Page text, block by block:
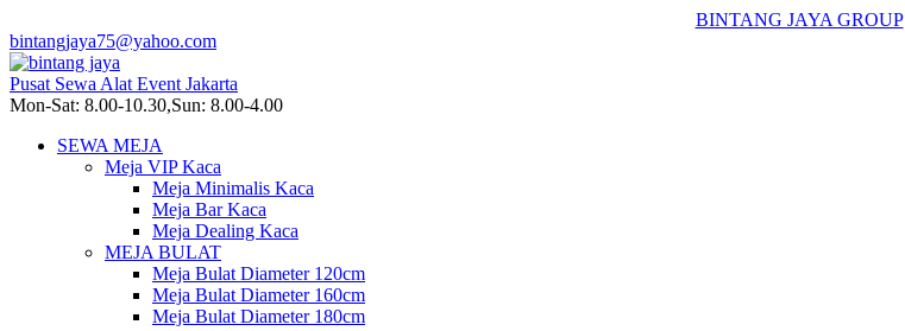
BINTANG JAYA GROUP
bintangjaya75@yahoo.com
Pusat Sewa Alat Event Jakarta
Mon-Sat: 8.00-10.30,Sun: 8.00-4.00
SEWA MEJA
Meja VIP Kaca
Meja Minimalis Kaca
Meja Bar Kaca
Meja Dealing Kaca
MEJA BULAT
Meja Bulat Diameter 120cm
Meja Bulat Diameter 160cm
Meja Bulat Diameter 180cm